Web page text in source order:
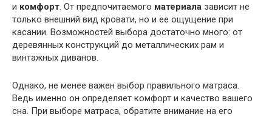
и комфорт. От предпочитаемого материала зависит не
только внешний вид кровати, но и ее ощущение при
касании. Возможностей выбора достаточно много: от
деревянных конструкций до металлических рам и
винтажных диванов.
Однако, не менее важен выбор правильного матраса.
Ведь именно он определяет комфорт и качество вашего
сна. При выборе матраса, обратите внимание на его